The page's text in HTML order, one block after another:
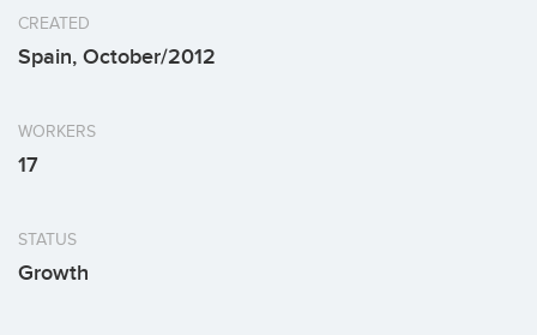
CREATED
Spain, October/2012
WORKERS
17
STATUS
Growth